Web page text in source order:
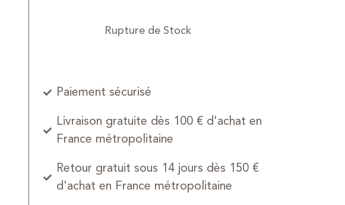
Paiement sécurisé
Livraison gratuite dès 100 € d'achat en
France métropolitaine
Retour gratuit sous 14 jours dès 150 €
d'achat en France métropolitaine